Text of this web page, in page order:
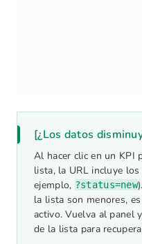
[¿Los datos
Al hacer clic en un KPI
lista, la URL incluye
ejemplo, ?status=new
la lista son menores,
activo. Vuelva al panel
de la lista para